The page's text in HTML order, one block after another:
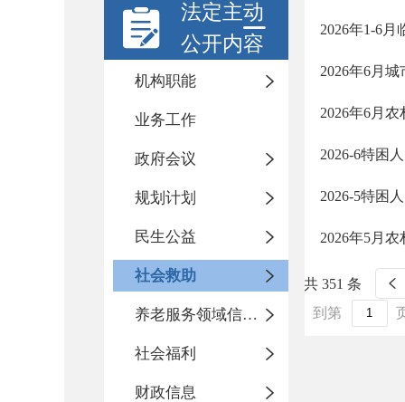
法定主动
公开内容
机构职能
业务工作
政府会议
规划计划
民生公益
社会救助
养老服务领域信息公开专栏
社会福利
财政信息
2026年1-6月
2026年6月
2026年6月
2026-6特困
2026-5特困
2026年5月
共 351 条
到第